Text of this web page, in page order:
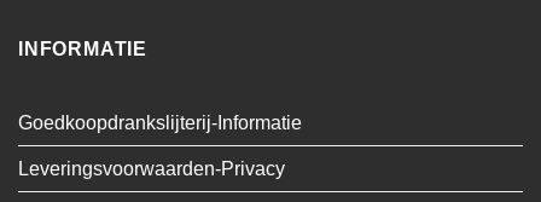
INFORMATIE
Goedkoopdrankslijterij-Informatie
Leveringsvoorwaarden-Privacy